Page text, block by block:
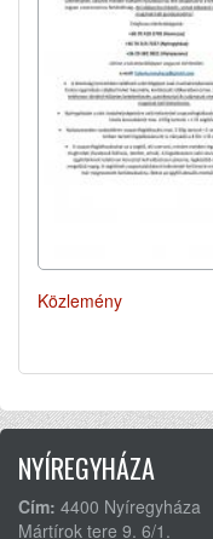
Közlemény
NYÍREGYHÁZA
Cím: 4400 Nyíregyháza
Mártírok tere 9. 6/1.